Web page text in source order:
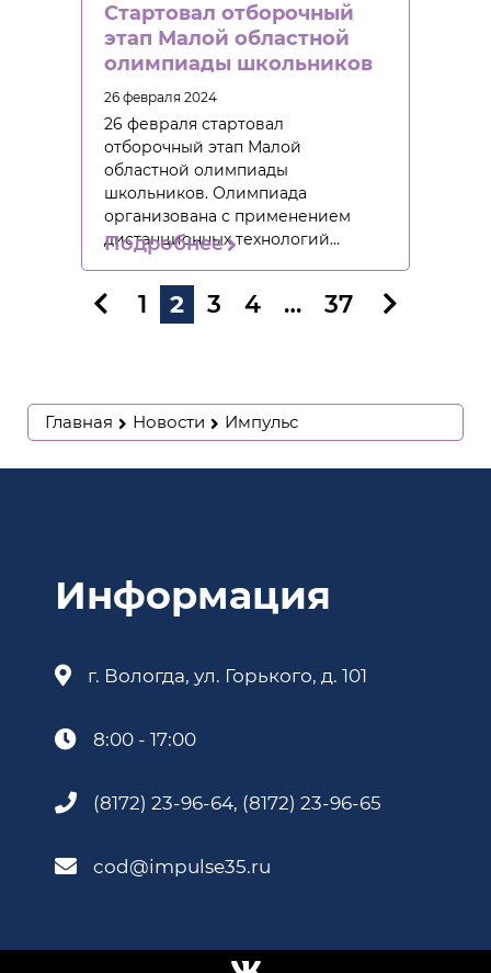
Стартовал отборочный
этап Малой областной
олимпиады школьников
26 февраля 2024
26 февраля стартовал
отборочный этап Малой
областной олимпиады
школьников. Олимпиада
организована с применением
дистанционных технологий…
Подробнее
1 2 3 4 … 37
Главная Новости Импульс
Информация
г. Вологда, ул. Горького, д. 101
8:00 - 17:00
(8172) 23-96-64, (8172) 23-96-65
cod@impulse35.ru